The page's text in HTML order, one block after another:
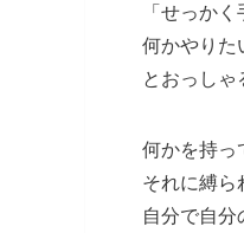
「せっか
何かやりた
とおっしゃ
何かを持っ
それに縛ら
自分で自分